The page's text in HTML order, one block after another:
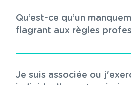
Qu’est-ce qu’un
flagrant aux règles
Je suis associée ou